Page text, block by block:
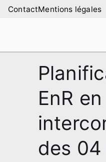
AllerContactMentions légales
Amilure
de la
Lure
EnR en
des